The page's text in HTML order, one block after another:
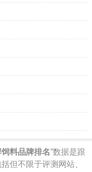
饲料品牌排名”数据是跟
但不限于评测网站、